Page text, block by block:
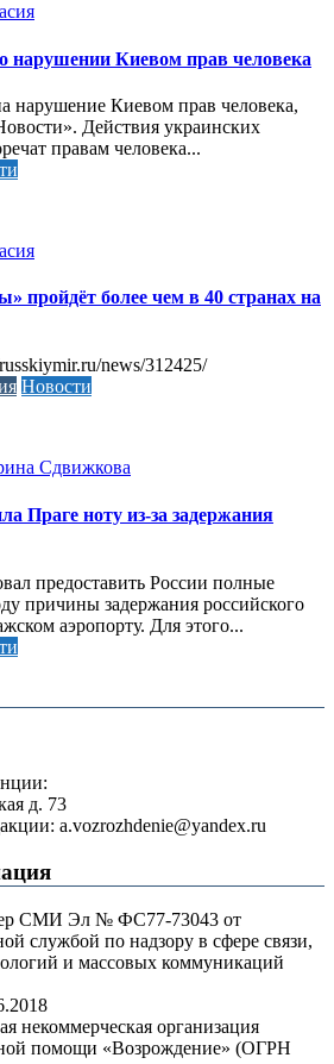
нарушении Киевом прав человека
нарушение Киевом прав человека,
Действия украинских
правам человека...
пройдёт более чем в 40 странах на
news/312425/
Новости
Сдвижкова
Праге ноту из-за задержания
предоставить России полные
причины задержания российского
аэропорту. Для этого...
д. 73
a.vozrozhdenie@yandex.ru
СМИ Эл № ФС77-73043 от
службой по надзору в сфере связи,
и массовых коммуникаций
некоммерческая организация
помощи «Возрождение» (ОГРН